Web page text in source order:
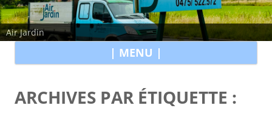
Air Jardin
| MENU |
ARCHIVES PAR ÉTIQUETTE :